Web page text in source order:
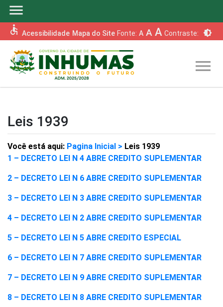
menu
accessible Acessibilidade Mapa do Site Fonte: A A A Contraste: brightness_6
menu
Leis 1939
Você está aqui: Pagina Inicial > Leis 1939
1 – DECRETO LEI N 4 ABRE CREDITO SUPLEMENTAR
2 – DECRETO LEI N 6 ABRE CREDITO SUPLEMENTAR
3 – DECRETO LEI N 3 ABRE CREDITO SUPLEMENTAR
4 – DECRETO LEI N 2 ABRE CREDITO SUPLEMENTAR
5 – DECRETO LEI N 5 ABRE CREDITO ESPECIAL
6 – DECRETO LEI N 7 ABRE CREDITO SUPLEMENTAR
7 – DECRETO LEI N 9 ABRE CREDITO SUPLEMENTAR
8 – DECRETO LEI N 8 ABRE CREDITO SUPLEMENTAR